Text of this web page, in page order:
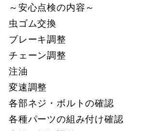
～安心点検の内容～
虫ゴム交換
ブレーキ調整
チェーン調整
注油
変速調整
各部ネジ・ボルトの確認
各種パーツの組み付け確認